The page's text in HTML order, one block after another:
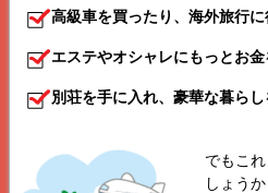
高級車を買ったり、海外旅行
エステやオシャレにもっとお
別荘を手に入れ、豪華な暮らし
でもこ
しょうか